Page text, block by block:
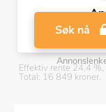
Søk nå
Effektiv rente 24,4
Total: 16 849 kroner.